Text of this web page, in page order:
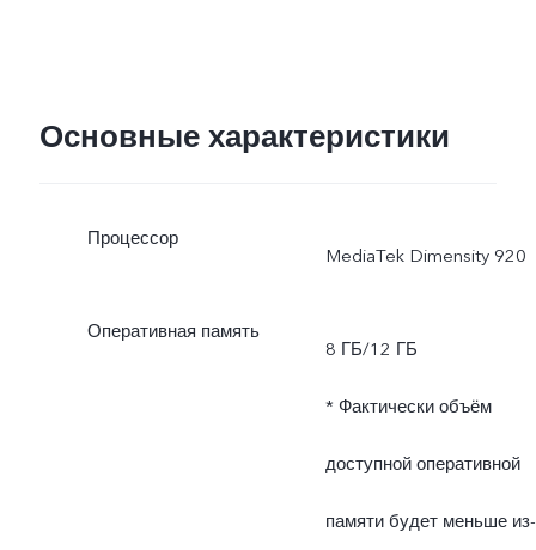
изменяется в
эксплуатации и
Основные характеристики
Процессор
MediaTek Dimensity 920
Оперативная память
8 ГБ/12 ГБ
* Фактически объём
доступной оперативной
памяти будет меньше из-